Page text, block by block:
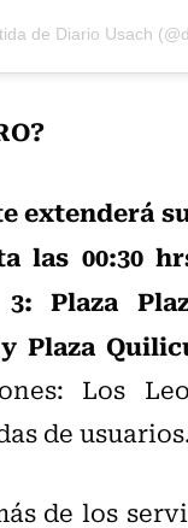
de Diario Usach
extenderá
las 00:30
Plaza
Plaza
Los
de
de los